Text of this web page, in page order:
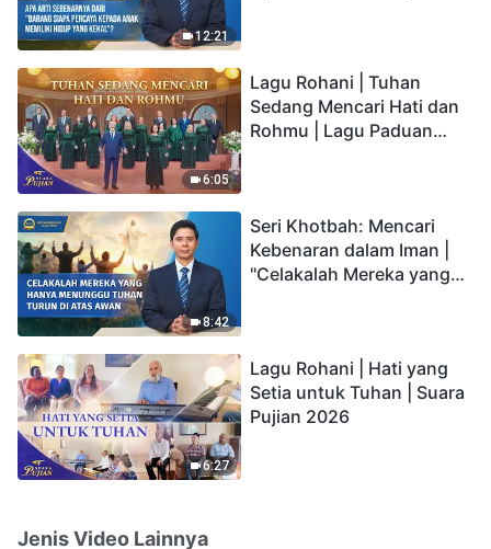
12:21
6:05
Lagu Rohani | Tuhan
Sedang Mencari Hati dan
Rohmu | Lagu Paduan
8:42
Seri Khotbah: Mencari
Kebenaran dalam Iman |
"Celakalah Mereka yang
6:27
Lagu Rohani | Hati yang
Setia untuk Tuhan | Suara
Pujian 2026
Jenis Video Lainnya